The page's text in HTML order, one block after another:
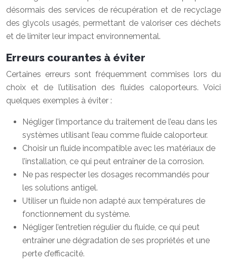
désormais des services de récupération et de recyclage
des glycols usagés, permettant de valoriser ces déchets
et de limiter leur impact environnemental.
Erreurs courantes à éviter
Certaines erreurs sont fréquemment commises lors du
choix et de l’utilisation des fluides caloporteurs. Voici
quelques exemples à éviter :
Négliger l’importance du traitement de l’eau dans les
systèmes utilisant l’eau comme fluide caloporteur.
Choisir un fluide incompatible avec les matériaux de
l’installation, ce qui peut entraîner de la corrosion.
Ne pas respecter les dosages recommandés pour
les solutions antigel.
Utiliser un fluide non adapté aux températures de
fonctionnement du système.
Négliger l’entretien régulier du fluide, ce qui peut
entraîner une dégradation de ses propriétés et une
perte d’efficacité.